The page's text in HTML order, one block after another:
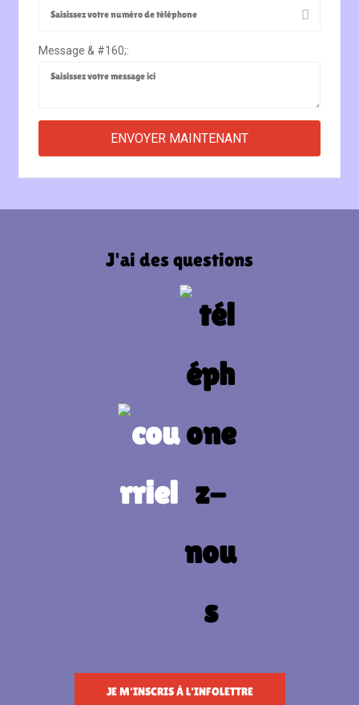
Message & #160;:
J'ai des questions
JE M'INSCRIS À L'INFOLETTRE